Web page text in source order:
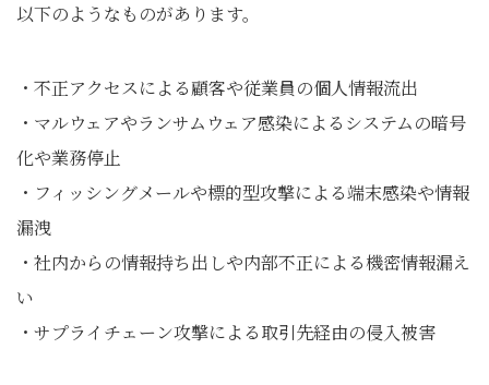
以下のようなものがあります。
・不正アクセスによる顧客や従業員の個人情報流出
・マルウェアやランサムウェア感染によるシステムの暗号
化や業務停止
・フィッシングメールや標的型攻撃による端末感染や情報
漏洩
・社内からの情報持ち出しや内部不正による機密情報漏え
い
・サプライチェーン攻撃による取引先経由の侵入被害